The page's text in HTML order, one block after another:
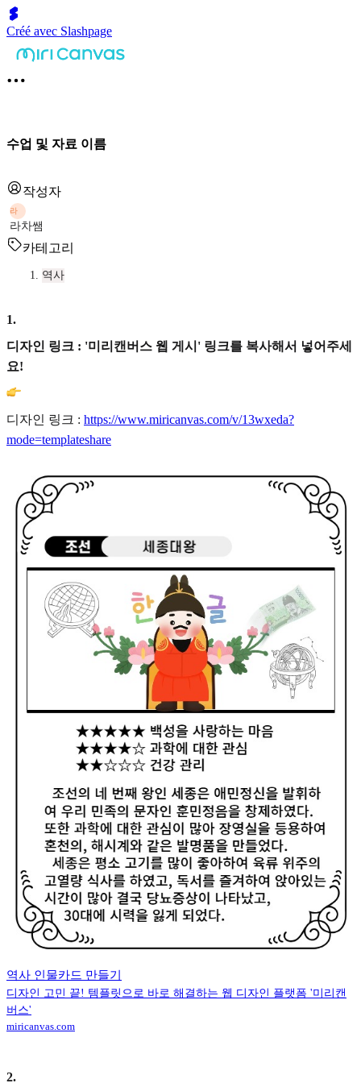
Créé avec Slashpage
수업 및 자료 이름
작성자
라
라차쌤
카테고리
역사
1.
디자인 링크 : '미리캔버스 웹 게시' 링크를 복사해서 넣어주세
요!
디자인 링크 : https://www.miricanvas.com/v/13wxeda?
mode=templateshare
역사 인물카드 만들기
디자인 고민 끝! 템플릿으로 바로 해결하는 웹 디자인 플랫폼 '미리캔
버스'
miricanvas.com
2.